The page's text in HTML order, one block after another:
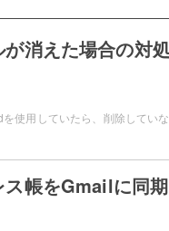
消えた場合の対
帳をGmailに同期